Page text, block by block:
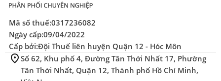
Mã số thuế:0317236082
Ngày cấp:09/04/2022
Cấp bởi:Đội Thuế liên huyện Quận 12 - Hóc Môn
location_on Số 62, Khu phố 4, Đường Tân Thới Nhất 17, Phường
Tân Thới Nhất, Quận 12, Thành phố Hồ Chí Minh,